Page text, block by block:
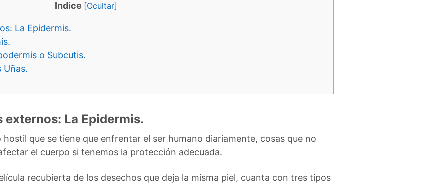
Indice [Ocultar]
La Epidermis.
o Subcutis.
Uñas.
La Epidermis.
que se tiene que enfrentar el ser humano diariamente, cosas que no
el cuerpo si tenemos la protección adecuada.
recubierta de los desechos que deja la misma piel, cuanta con tres tipos